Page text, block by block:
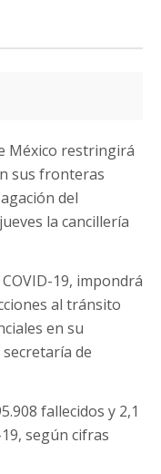
México restringirá
sus fronteras
del
la cancillería
19, impondrá
al tránsito
en su
de
fallecidos y 2,1
según cifras